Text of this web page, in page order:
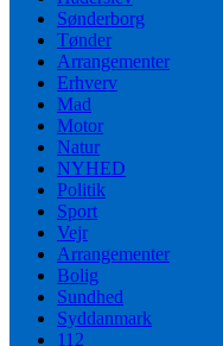
Sønderborg
Tønder
Arrangementer
Erhverv
Mad
Motor
Natur
NYHED
Politik
Sport
Vejr
Arrangementer
Bolig
Sundhed
Syddanmark
112